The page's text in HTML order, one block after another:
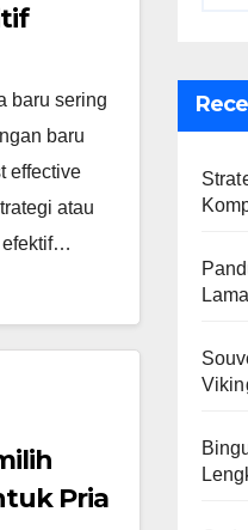
baru sering
baru
effective
atau
efektif…
Pria